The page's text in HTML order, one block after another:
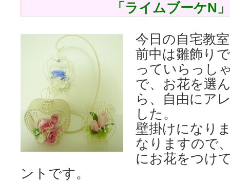
「ライムブーケN
今日の自宅教
前中は雛飾り
っていらっし
で、お花を選
ら、自由にア
した。
壁掛けになり
なりますので
にお花をつけ
ントです。